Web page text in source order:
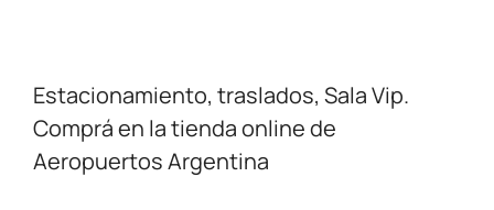
Estacionamiento, traslados, Sala Vip.
Comprá en la tienda online de
Aeropuertos Argentina